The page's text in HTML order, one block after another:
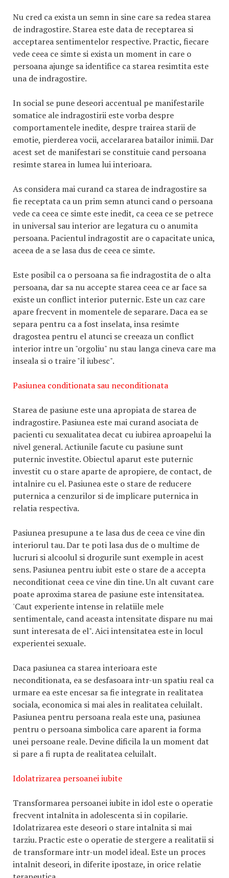
Nu cred ca exista un semn in sine care sa redea starea
de indragostire. Starea este data de receptarea si
acceptarea sentimentelor respective. Practic, fiecare
vede ceea ce simte si exista un moment in care o
persoana ajunge sa identifice ca starea resimtita este
una de indragostire.
In social se pune deseori accentual pe manifestarile
somatice ale indragostirii este vorba despre
comportamentele inedite, despre trairea starii de
emotie, pierderea vocii, accelararea batailor inimii. Dar
acest set de manifestari se constituie cand persoana
resimte starea in lumea lui interioara.
As considera mai curand ca starea de indragostire sa
fie receptata ca un prim semn atunci cand o persoana
vede ca ceea ce simte este inedit, ca ceea ce se petrece
in universal sau interior are legatura cu o anumita
persoana. Pacientul indragostit are o capacitate unica,
aceea de a se lasa dus de ceea ce simte.
Este posibil ca o persoana sa fie indragostita de o alta
persoana, dar sa nu accepte starea ceea ce ar face sa
existe un conflict interior puternic. Este un caz care
apare frecvent in momentele de separare. Daca ea se
separa pentru ca a fost inselata, insa resimte
dragostea pentru el atunci se creeaza un conflict
interior intre un "orgoliu" nu stau langa cineva care ma
inseala si o traire "il iubesc".
Pasiunea conditionata sau neconditionata
Starea de pasiune este una apropiata de starea de
indragostire. Pasiunea este mai curand asociata de
pacienti cu sexualitatea decat cu iubirea aproapelui la
nivel general. Actiunile facute cu pasiune sunt
puternic investite. Obiectul aparut este puternic
investit cu o stare aparte de apropiere, de contact, de
intalnire cu el. Pasiunea este o stare de reducere
puternica a cenzurilor si de implicare puternica in
relatia respectiva.
Pasiunea presupune a te lasa dus de ceea ce vine din
interiorul tau. Dar te poti lasa dus de o multime de
lucruri si alcoolul si drogurile sunt exemple in acest
sens. Pasiunea pentru iubit este o stare de a accepta
neconditionat ceea ce vine din tine. Un alt cuvant care
poate aproxima starea de pasiune este intensitatea.
'Caut experiente intense in relatiile mele
sentimentale, cand aceasta intensitate dispare nu mai
sunt interesata de el". Aici intensitatea este in locul
experientei sexuale.
Daca pasiunea ca starea interioara este
neconditionata, ea se desfasoara intr-un spatiu real ca
urmare ea este encesar sa fie integrate in realitatea
sociala, economica si mai ales in realitatea celuilalt.
Pasiunea pentru persoana reala este una, pasiunea
pentru o persoana simbolica care aparent ia forma
unei persoane reale. Devine dificila la un moment dat
si pare a fi rupta de realitatea celuilalt.
Idolatrizarea persoanei iubite
Transformarea persoanei iubite in idol este o operatie
frecvent intalnita in adolescenta si in copilarie.
Idolatrizarea este deseori o stare intalnita si mai
tarziu. Practic este o operatie de stergere a realitatii si
de transformare intr-un model ideal. Este un proces
intalnit deseori, in diferite ipostaze, in orice relatie